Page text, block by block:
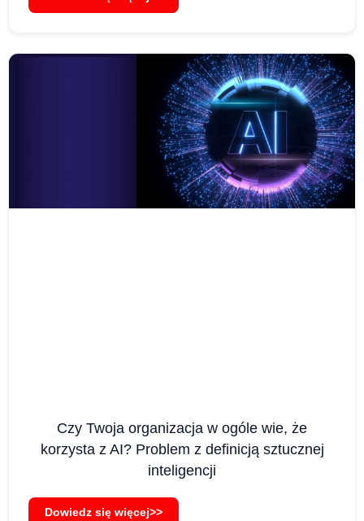
Czy Twoja organizacja w ogóle wie, że
korzysta z AI? Problem z definicją sztucznej
inteligencji
Dowiedz się więcej>>